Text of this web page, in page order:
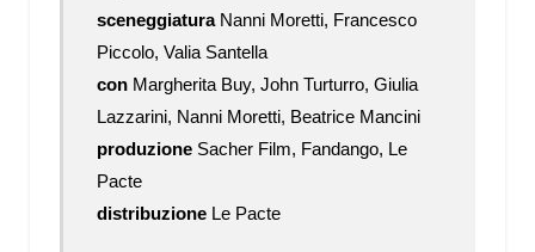
sceneggiaturaNanni Moretti, Francesco
Piccolo, Valia Santella
conMargherita Buy, John Turturro, Giulia
Lazzarini, Nanni Moretti, Beatrice Mancini
produzioneSacher Film, Fandango, Le
Pacte
distribuzioneLe Pacte